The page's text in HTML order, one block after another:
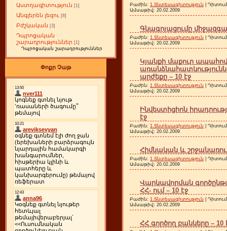
Աստղագիտություն [1]
Անգլերեն լեզու [8]
Բժշկական [3]
Դպրոցական
շարադրություններ [1]
Դպրոցական շարադրություններ
Փոքր Չաթ
Բաժին: 1.Տնտեսագիտություն |
Ամսաթիվ: 20.02.2009
Գնագոյացումը
Բաժին: 1.Տնտեսագիտություն |
Ամսաթիվ: 20.02.2009
Կյանքի մաքուր
արժեքը – 10 էջ
Բաժին: 1.Տնտեսագիտություն |
Ամսաթիվ: 20.02.2009
Ինվեստիցիոն
էջ
Բաժին: 1.Տնտեսագիտություն |
Ամսաթիվ: 20.02.2009
Հիմնական և
Բաժին: 1.Տնտեսագիտություն |
Ամսաթիվ: 20.02.2009
Վարկավորման
ՀՀ- ում – 10 էջ
Բաժին: 1.Տնտեսագիտություն |
Ամսաթիվ: 20.02.2009
ՀՀ գործող բանկերը – 10